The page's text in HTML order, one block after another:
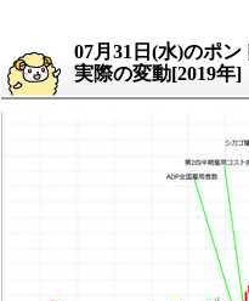
07月31日(水)のポ
実際の変動[2019年]